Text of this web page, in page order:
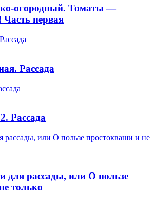
огородный. Томаты —
Часть первая
Рассада
Рассада
рассады, или О пользе простокваши и не
для рассады, или О пользе
только